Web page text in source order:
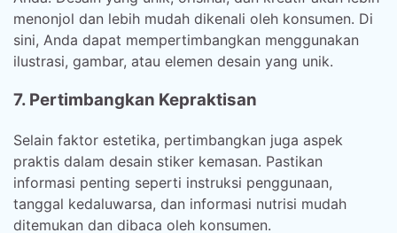
menonjol dan lebih mudah dikenali oleh konsumen. Di
sini, Anda dapat mempertimbangkan menggunakan
ilustrasi, gambar, atau elemen desain yang unik.
7. Pertimbangkan Kepraktisan
Selain faktor estetika, pertimbangkan juga aspek
praktis dalam desain stiker kemasan. Pastikan
informasi penting seperti instruksi penggunaan,
tanggal kedaluwarsa, dan informasi nutrisi mudah
ditemukan dan dibaca oleh konsumen.